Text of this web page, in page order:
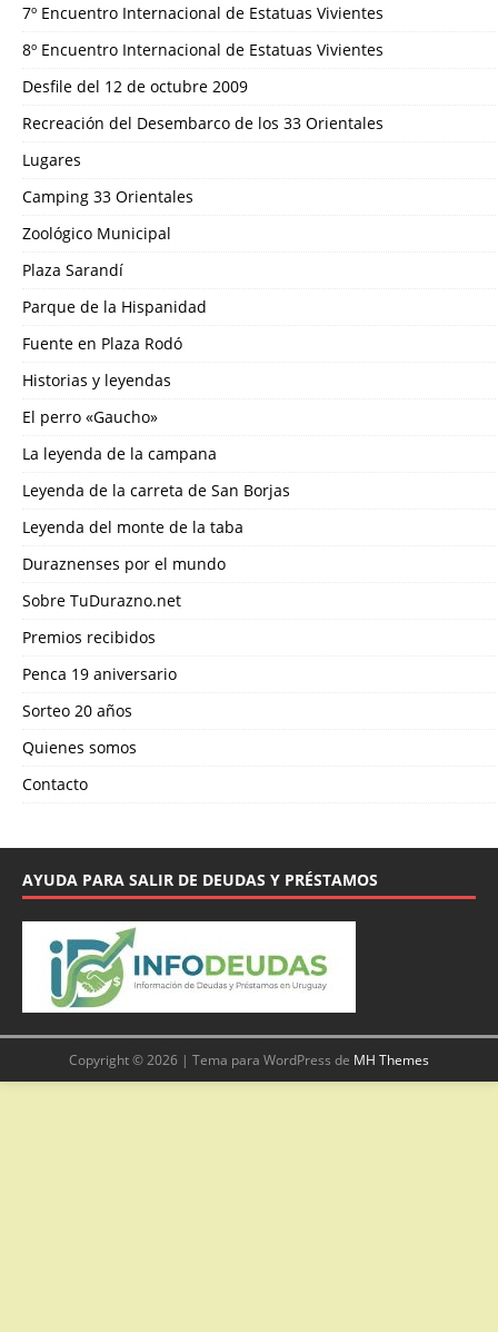
7º Encuentro Internacional de Estatuas Vivientes
8º Encuentro Internacional de Estatuas Vivientes
Desfile del 12 de octubre 2009
Recreación del Desembarco de los 33 Orientales
Lugares
Camping 33 Orientales
Zoológico Municipal
Plaza Sarandí
Parque de la Hispanidad
Fuente en Plaza Rodó
Historias y leyendas
El perro «Gaucho»
La leyenda de la campana
Leyenda de la carreta de San Borjas
Leyenda del monte de la taba
Duraznenses por el mundo
Sobre TuDurazno.net
Premios recibidos
Penca 19 aniversario
Sorteo 20 años
Quienes somos
Contacto
AYUDA PARA SALIR DE DEUDAS Y PRÉSTAMOS
Copyright © 2026 | Tema para WordPress de MH Themes